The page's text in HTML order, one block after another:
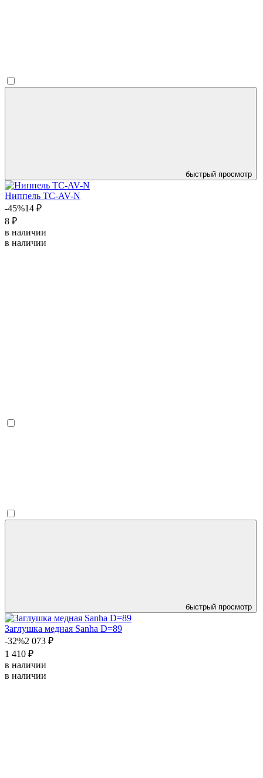
быстрый просмотр
Ниппель TC-AV-N
-45%14 ₽
8 ₽
в наличии
в наличии
быстрый просмотр
Заглушка медная Sanha D=89
-32%2 073 ₽
1 410 ₽
в наличии
в наличии